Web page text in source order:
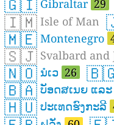
🇬🇮 Gibraltar 29
🇮🇲 Isle of Man
🇲🇪 Montenegro
🇸🇯 Svalbard and
🇳🇴 ນໍເວ 26
🇧🇦 ບັອດສເນຍ ແລະ
🇭🇺 ປະເທດຮົງກະລີ